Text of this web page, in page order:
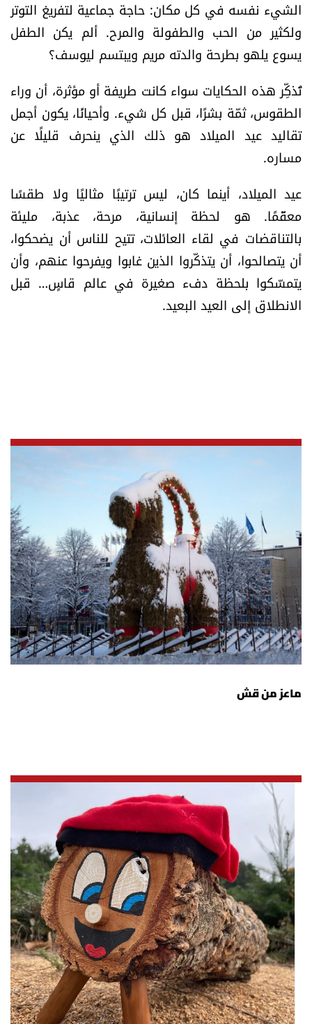
الشيء نفسه في كل مكان: حاجة جماعية لتفريغ التوتر
ولكثير من الحب والطفولة والمرح. ألم يكن الطفل
يسوع يلهو بطرحة والدته مريم ويبتسم ليوسف؟
تُذكِّر هذه الحكايات سواء كانت طريفة أو مؤثرة، أن وراء
الطقوس، ثمّة بشرًا، قبل كل شيء. وأحيانًا، يكون أجمل
تقاليد عيد الميلاد هو ذلك الذي ينحرف قليلًا عن
مساره.
عيد الميلاد، أينما كان، ليس ترتيبًا مثاليًا ولا طقسًا
معقّمًا. هو لحظة إنسانية، مرحة، عذبة، مليئة
بالتناقضات في لقاء العائلات، تتيح للناس أن يضحكوا،
أن يتصالحوا، أن يتذكّروا الذين غابوا ويفرحوا عنهم، وأن
يتمسّكوا بلحظة دفء صغيرة في عالم قاسٍ… قبل
الانطلاق إلى العيد البعيد.
ماعز من قش